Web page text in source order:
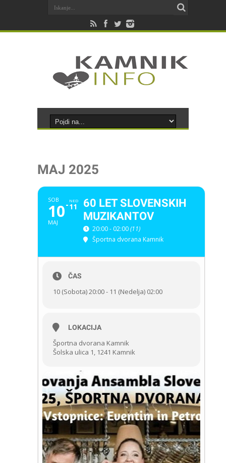
MAJ 2025
SOB
10
MAJ
NED
11
60 LET SLOVENSKIH
MUZIKANTOV
20:00 - 02:00(11)
Športna dvorana Kamnik
ČAS
10 (Sobota) 20:00 - 11 (Nedelja) 02:00
LOKACIJA
Športna dvorana Kamnik
Šolska ulica 1, 1241 Kamnik